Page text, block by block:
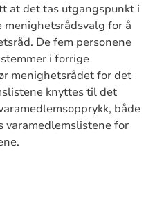
at det tas utgangspunkt i
for å
De fem personene
i forrige
menighetsrådet for det
knyttes til det
både
varamedlemslistene for